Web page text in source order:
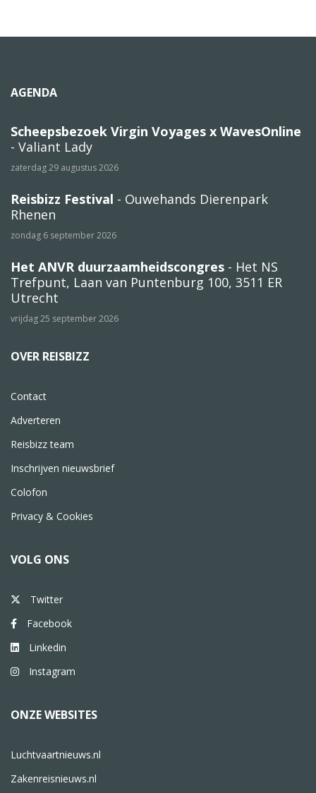
AGENDA
Scheepsbezoek Virgin Voyages x WavesOnline
- Valiant Lady
zaterdag 29 augustus 2026
Reisbizz Festival - Ouwehands Dierenpark
Rhenen
zondag 6 september 2026
Het ANVR duurzaamheidscongres - Het NS
Trefpunt, Laan van Puntenburg 100, 3511 ER
Utrecht
vrijdag 25 september 2026
OVER REISBIZZ
Contact
Adverteren
Reisbizz team
Inschrijven nieuwsbrief
Colofon
Privacy & Cookies
VOLG ONS
Twitter
Facebook
Linkedin
Instagram
ONZE WEBSITES
Luchtvaartnieuws.nl
Zakenreisnieuws.nl